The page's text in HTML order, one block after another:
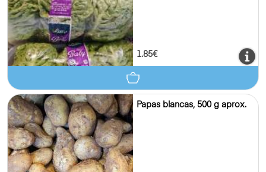
1.85€
Papas blancas, 500 g aprox.